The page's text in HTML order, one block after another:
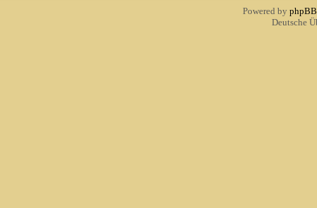
Powered by phpBB
Deutsche